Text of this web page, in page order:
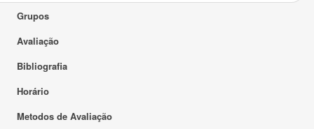
Grupos
Avaliação
Bibliografia
Horário
Metodos de Avaliação